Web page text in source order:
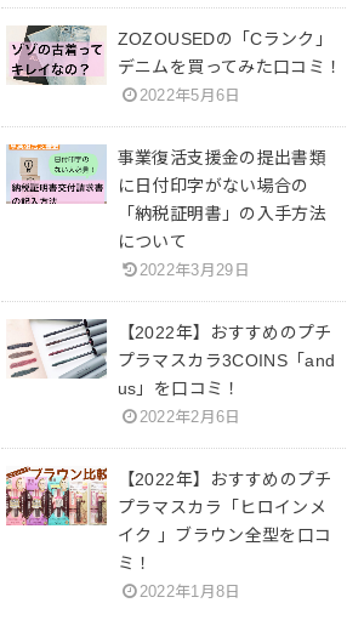
ZOZOUSEDの「Cランク」
デニムを買ってみた口コミ！
2022年5月6日
事業復活支援金の提出書類
に日付印字がない場合の
「納税証明書」の入手方法
について
2022年3月29日
【2022年】おすすめのプチ
プラマスカラ3COINS「and
us」を口コミ！
2022年2月6日
【2022年】おすすめのプチ
プラマスカラ「ヒロインメ
イク 」ブラウン全型を口コ
ミ！
2022年1月8日